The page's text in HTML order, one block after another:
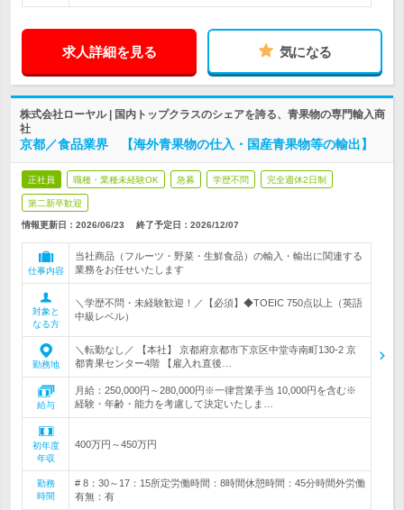
求人詳細を見る 気になる
株式会社ローヤル | 国内トップクラスのシェアを誇る、青果物の専門輸入商
社
京都／食品業界 【海外青果物の仕入・国産青果物等の輸出】
正社員 職種・業種未経験OK 急募 学歴不問 完全週休2日制
第二新卒歓迎
情報更新日：2026/06/23 終了予定日： 2026/12/07
仕事内容
当社商品（フルーツ・野菜・生鮮食品）の輸入・輸出に関連する
業務をお任せいたします
対象と
なる方
＼学歴不問・未経験歓迎！／【必須】◆TOEIC 750点以上（英語
中級レベル）
勤務地
＼転勤なし／ 【本社】 京都府京都市下京区中堂寺南町130-2 京
都青果センター4階 【雇入れ直後…
給与
月給：250,000円～280,000円※一律営業手当 10,000円を含む※
経験・年齢・能力を考慮して決定いたしま…
初年度
年収
400万円～450万円
勤務
時間
# 8：30～17：15所定労働時間：8時間休憩時間：45分時間外労働
有無：有